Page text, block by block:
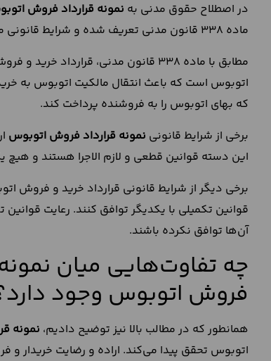
در اصطلاح حقوق مدنی به نمونه قرارداد فروش
ماده 338 قانون مدنی تعریف شده و شرایط قانونی مربوط به آن نیز در مواد 338 الی 463 قانون مدنی بیان شده است.
مطابق با ماده 338 قانون مدنی،
اتوبوس است که باعث انتقال مالکیت اتوبوس به
که بهای اتوبوس را به فروشنده پرداخت کند.
برخی از شرایط قانونی نمونه قرارداد فروش اتوبوس
این دسته قوانین قطعی و لازم الاجرا هستند و هیچ
برخی دیگر از شرایط قانونی قرارداد خرید و فروش
قوانین تکمیلی با یکدیگر توافق کنند. رعایت
آن‌ها توافق نکرده باشند.
چه تفاوت‌هایی میان
فروش اتوبوس وجود
همانطور که در مطالب بالا نیز توضیح دادیم، نمونه
اتوبوس تحقق پیدا می‌کند. اراده و رضایت خریدار